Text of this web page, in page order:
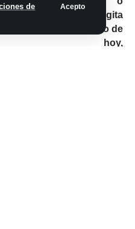
de
Acepto
salud, el amor y el